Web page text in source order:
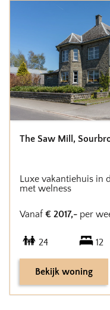
The Saw Mill ,
Luxe vakantiehuis in
met welness
Vanaf € 2017,- per
24 12
Bekijk woning